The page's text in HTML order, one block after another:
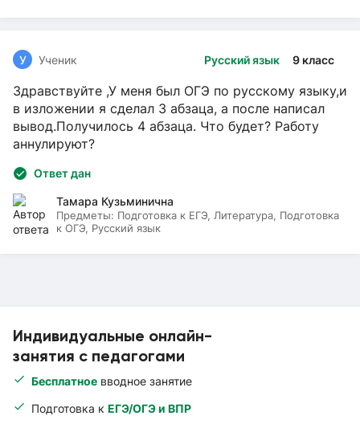
Индивидуальные онлайн-
занятия с педагогами
Бесплатное вводное занятие
Подготовка к ЕГЭ/ОГЭ и ВПР
Русский язык 9 класс
У Ученик
Здравствуйте ,У меня был ОГЭ по русскому языку,и
в изложении я сделал 3 абзаца, а после написал
вывод.Получилось 4 абзаца. Что будет? Работу
аннулируют?
Ответ дан
Тамара Кузьминична
Предметы: Подготовка к ЕГЭ, Литература, Подготовка
к ОГЭ, Русский язык